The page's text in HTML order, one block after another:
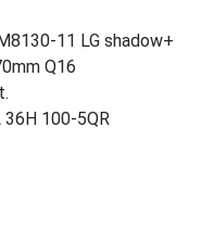
11 LG shadow+
Q16
100-5QR